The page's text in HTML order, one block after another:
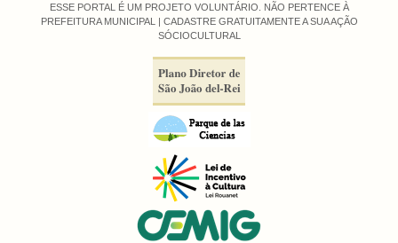
ESSE PORTAL É UM PROJETO VOLUNTÁRIO. NÃO PERTENCE À
PREFEITURA MUNICIPAL | CADASTRE GRATUITAMENTE A SUA AÇÃO
SÓCIOCULTURAL